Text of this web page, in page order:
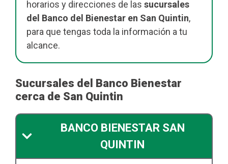
horarios y direcciones de las sucursales
del Banco del Bienestar en San Quintin,
para que tengas toda la información a tu
alcance.
Sucursales del Banco Bienestar
cerca de San Quintin
BANCO BIENESTAR SAN
QUINTIN